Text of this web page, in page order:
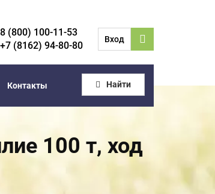
8 (800) 100-11-53
+7 (8162) 94-80-80
Вход
Контакты Найти
100 т, ход